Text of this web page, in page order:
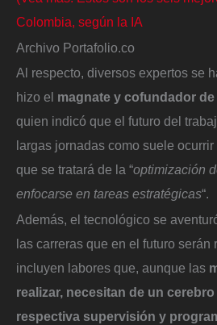
Colombia, según la IA
Archivo Portafolio.co
Al respecto, diversos expertos se
hizo el magnate y cofundador
quien indicó que el futuro del
largas jornadas como suele
que se tratará de la “optimización
enfocarse en tareas estratégicas“.
Además, el tecnológico se
las carreras que en el futuro serán
incluyen labores que, aunque las
realizar, necesitan de un
respectiva supervisión y